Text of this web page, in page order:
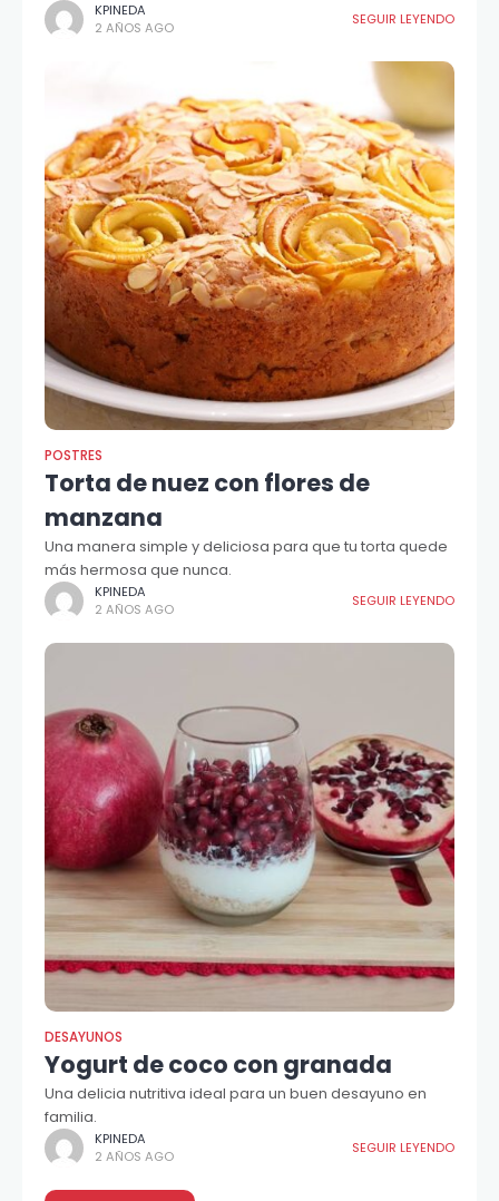
KPINEDA
2 AÑOS AGO
SEGUIR LEYENDO
POSTRES
Torta de nuez con flores de
manzana
Una manera simple y deliciosa para que tu torta quede
más hermosa que nunca.
KPINEDA
2 AÑOS AGO
SEGUIR LEYENDO
DESAYUNOS
Yogurt de coco con granada
Una delicia nutritiva ideal para un buen desayuno en
familia.
KPINEDA
2 AÑOS AGO
SEGUIR LEYENDO